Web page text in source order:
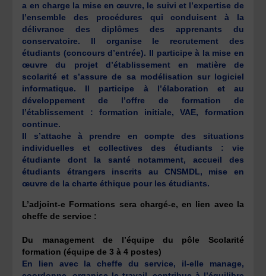
a en charge la mise en œuvre, le suivi et l’expertise de
l’ensemble des procédures qui conduisent à la
délivrance des diplômes des apprenants du
conservatoire. Il organise le recrutement des
étudiants (concours d’entrée). Il participe à la mise en
œuvre du projet d’établissement en matière de
scolarité et s’assure de sa modélisation sur logiciel
informatique. Il participe à l’élaboration et au
développement de l’offre de formation de
l’établissement : formation initiale, VAE, formation
continue.
Il s’attache à prendre en compte des situations
individuelles et collectives des étudiants : vie
étudiante dont la santé notamment, accueil des
étudiants étrangers inscrits au CNSMDL, mise en
œuvre de la charte éthique pour lesétudiants.
L’adjoint-e Formations sera chargé-e, en lien avec la
cheffe de service :
Du management de l’équipe du pôle Scolarité
formation (équipe de 3 à 4 postes)
En lien avec la cheffe du service, il-elle manage,